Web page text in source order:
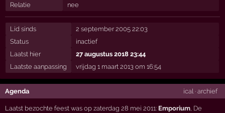
Relatie
nee
Lid sinds
2 september 2005 22:03
Status
inactief
Laatst hier
27 augustus 2018 23:44
Laatste aanpassing
vrijdag 1 maart 2013 om 16:54
Agenda ical · archief
Laatst bezochte feest was op zaterdag 28 mei 2011: Emporium, De